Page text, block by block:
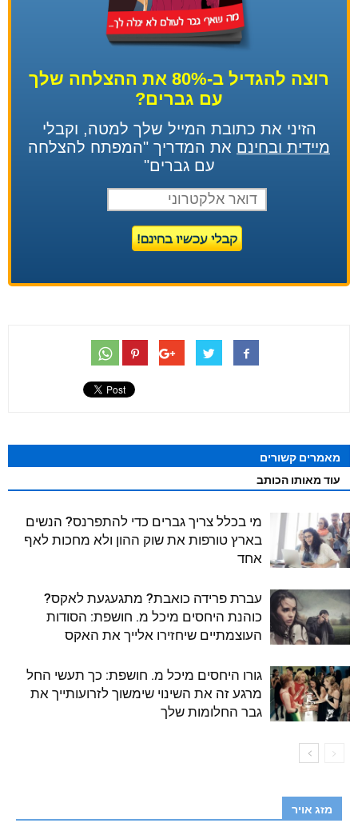
רוצה להגדיל ב-80% את ההצלחה שלך
עם גברים?
הזיני את כתובת המייל שלך למטה, וקבלי
מיידית ובחינם את המדריך "המפתח להצלחה
עם גברים"
מאמרים קשורים
עוד מאותו הכותב
מי בכלל צריך גברים כדי להתפרנס? הנשים
בארץ טורפות את שוק ההון ולא מחכות לאף
אחד
עברת פרידה כואבת? מתגעגעת לאקס?
כוהנת היחסים מיכל מ. חושפת: הסודות
העוצמתיים שיחזירו אלייך את האקס
גורו היחסים מיכל מ. חושפת: כך תעשי החל
מרגע זה את השינוי שימשוך לזרועותייך את
גבר החלומות שלך
מזג אויר